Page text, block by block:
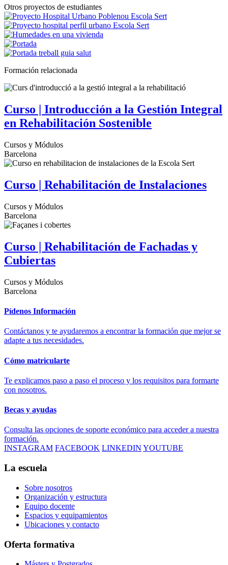
Otros proyectos de estudiantes
Formación relacionada
Curso | Introducción a la Gestión Integral
en Rehabilitación Sostenible
Cursos y Módulos
Barcelona
Curso | Rehabilitación de Instalaciones
Cursos y Módulos
Barcelona
Curso | Rehabilitación de Fachadas y
Cubiertas
Cursos y Módulos
Barcelona
Pídenos Información
Contáctanos y te ayudaremos a encontrar la formación que mejor se
adapte a tus necesidades.
Cómo matricularte
Te explicamos paso a paso el proceso y los requisitos para formarte
con nosotros.
Becas y ayudas
Consulta las opciones de soporte económico para acceder a nuestra
formación.
INSTAGRAM FACEBOOK LINKEDIN YOUTUBE
La escuela
Sobre nosotros
Organización y estructura
Equipo docente
Espacios y equipamientos
Ubicaciones y contacto
Oferta formativa